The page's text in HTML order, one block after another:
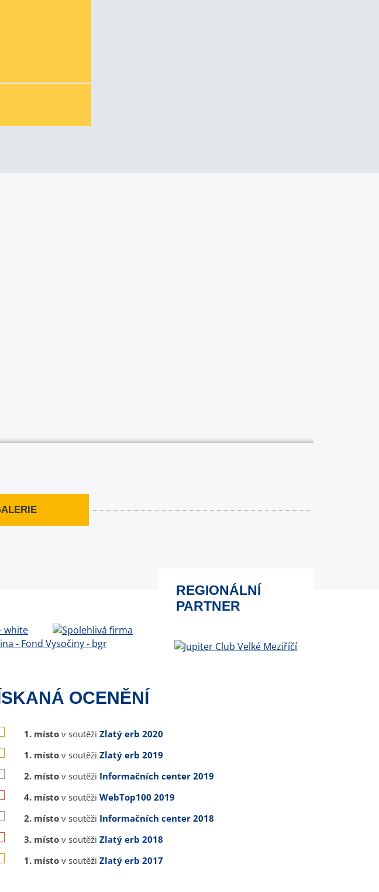
REGIONÁLNÍ
PARTNER
OCENĚNÍ
1. místo v soutěži Zlatý erb 2020
1. místo v soutěži Zlatý erb 2019
2. místo v soutěži Informačních center 2019
4. místo v soutěži WebTop100 2019
2. místo v soutěži Informačních center 2018
3. místo v soutěži Zlatý erb 2018
1. místo v soutěži Zlatý erb 2017